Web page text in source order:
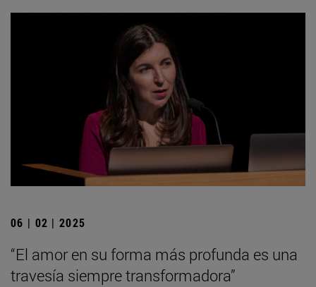
06 | 02 | 2025
“El amor en su forma más profunda es una
travesía siempre transformadora”